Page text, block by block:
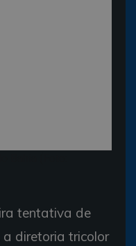
tentativa de
diretoria tricolor